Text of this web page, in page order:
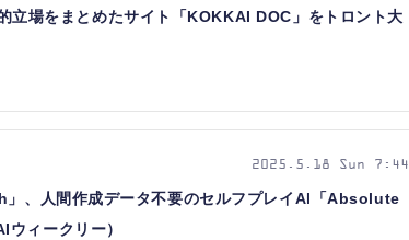
立場をまとめたサイト「KOKKAI DOC」をトロント大
、人間作成データ不要のセルフプレイAI「Absolute
ィークリー）
2025.5.18 Sun 7:44